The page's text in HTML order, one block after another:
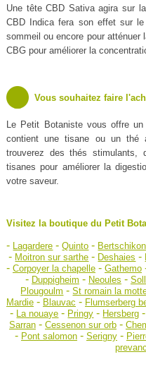
Une tête CBD Sativa agira sur
CBD Indica fera son effet sur
sommeil ou encore pour atténuer
CBG pour améliorer la
Vous souhaitez faire
Le Petit Botaniste vous offre
contient une tisane ou un thé
trouverez des thés stimulants,
tisanes pour améliorer la
votre saveur.
Visitez la boutique du Petit
- Lagardere -Quinto -
- Moitron sur sarthe - Deshaies -
- Corpoyer la chapelle- Gathemo
- Duppigheim - Neoules -
Plougoulm -St romain la
Mardie- Blauvac - Flumserberg
- La nouaye - Pringy - Hersberg
Sarran- Cessenon sur orb-
- Pont salomon- Serigny-